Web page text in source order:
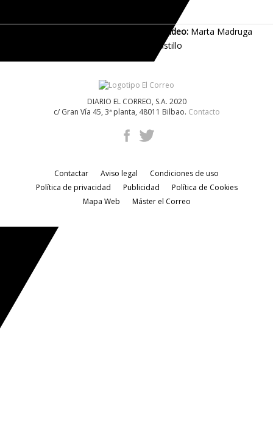
Vídeo:Marta Madruga
Edurne Castillo
DIARIO EL CORREO, S.A. 2020
c/ Gran Vía 45, 3ª planta, 48011 Bilbao. Contacto
Contactar Aviso legal
Condiciones de uso
Política de privacidad
Publicidad
Política de Cookies
Mapa Web
Máster el Correo